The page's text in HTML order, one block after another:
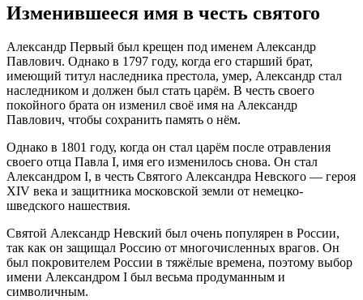
Изменившееся имя в честь святого
Александр Первый был крещен под именем Александр
Павлович. Однако в 1797 году, когда его старший брат,
имеющий титул наследника престола, умер, Александр стал
наследником и должен был стать царём. В честь своего
покойного брата он изменил своё имя на Александр
Павлович, чтобы сохранить память о нём.
Однако в 1801 году, когда он стал царём после отравления
своего отца Павла I, имя его изменилось снова. Он стал
Александром I, в честь Святого Александра Невского — героя
XIV века и защитника московской земли от немецко-
шведского нашествия.
Святой Александр Невский был очень популярен в России,
так как он защищал Россию от многочисленных врагов. Он
был покровителем России в тяжёлые времена, поэтому выбор
имени Александром I был весьма продуманным и
символичным.